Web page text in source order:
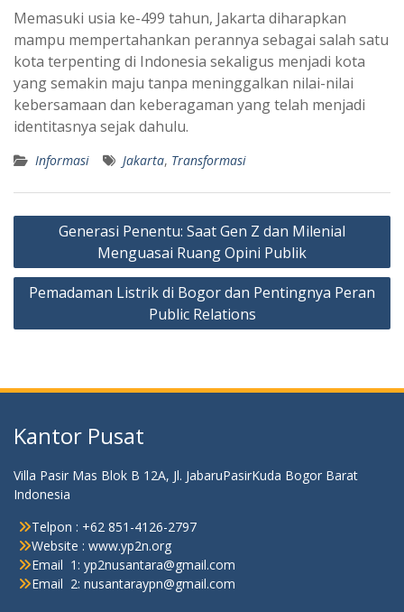
Memasuki usia ke-499 tahun, Jakarta diharapkan
mampu mempertahankan perannya sebagai salah satu
kota terpenting di Indonesia sekaligus menjadi kota
yang semakin maju tanpa meninggalkan nilai-nilai
kebersamaan dan keberagaman yang telah menjadi
identitasnya sejak dahulu.
Informasi Jakarta, Transformasi
Navigasi
Generasi Penentu: Saat Gen Z dan Milenial
Menguasai Ruang Opini Publik
Pemadaman Listrik di Bogor dan Pentingnya Peran
Public Relations
Kantor Pusat
Villa Pasir Mas Blok B 12A, Jl. JabaruPasirKuda Bogor Barat
Indonesia
Telpon : +62 851-4126-2797
Website : www.yp2n.org
Email 1: yp2nusantara@gmail.com
Email 2: nusantaraypn@gmail.com